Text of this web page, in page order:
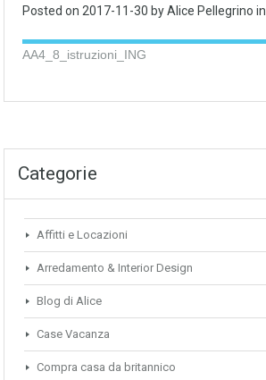
Posted on 2017-11-30 by Alice Pellegrino in
AA4_8_istruzioni_ING
Categorie
Affitti e Locazioni
Arredamento & Interior Design
Blog di Alice
Case Vacanza
Compra casa da britannico